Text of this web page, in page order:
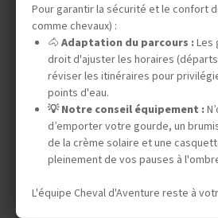
4 premiers inscrits
Pour garantir la sécurité et le confort
comme chevaux) :
🐴 Adaptation du parcours :Les
droit d'ajuster les horaires
réviser les itinéraires pour
points d'eau.
💡 Notre conseil équipement :
d’emporter votre gourde, un
de la crème solaire et une
pleinement de vos pauses à
L'équipe Cheval d'Aventure reste à